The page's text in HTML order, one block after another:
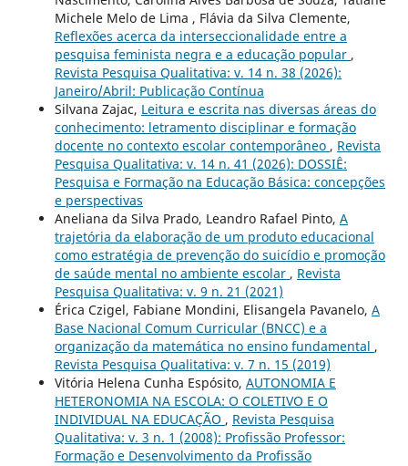
Michele Melo de Lima , Flávia da Silva Clemente,
Reflexões acerca da interseccionalidade entre a
pesquisa feminista negra e a educação popular ,
Revista Pesquisa Qualitativa: v. 14 n. 38 (2026):
Janeiro/Abril: Publicação Contínua
Silvana Zajac, Leitura e escrita nas diversas áreas do
conhecimento: letramento disciplinar e formação
docente no contexto escolar contemporâneo , Revista
Pesquisa Qualitativa: v. 14 n. 41 (2026): DOSSIÊ:
Pesquisa e Formação na Educação Básica: concepções
e perspectivas
Aneliana da Silva Prado, Leandro Rafael Pinto, A
trajetória da elaboração de um produto educacional
como estratégia de prevenção do suicídio e promoção
de saúde mental no ambiente escolar , Revista
Pesquisa Qualitativa: v. 9 n. 21 (2021)
Érica Czigel, Fabiane Mondini, Elisangela Pavanelo, A
Base Nacional Comum Curricular (BNCC) e a
organização da matemática no ensino fundamental ,
Revista Pesquisa Qualitativa: v. 7 n. 15 (2019)
Vitória Helena Cunha Espósito, AUTONOMIA E
HETERONOMIA NA ESCOLA: O COLETIVO E O
INDIVIDUAL NA EDUCAÇÃO , Revista Pesquisa
Qualitativa: v. 3 n. 1 (2008): Profissão Professor:
Formação e Desenvolvimento da Profissão